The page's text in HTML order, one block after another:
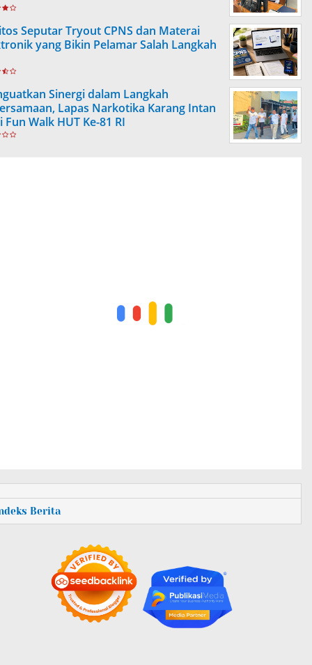
Seputar Tryout CPNS dan Materai
yang Bikin Pelamar Salah Langkah
Sinergi dalam Langkah
Lapas Narkotika Karang Intan
Walk HUT Ke-81 RI
Berita